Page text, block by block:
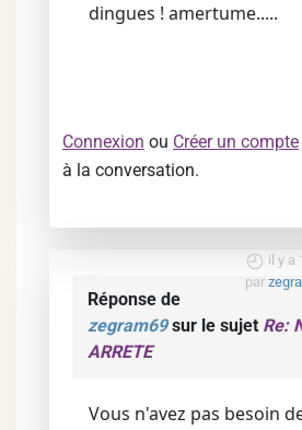
dingues ! amertume.....
Connexion ou Créer un compte
à la conversation.
il y a
par
Réponse de
zegram69sur le sujet Re:
ARRETE
Vous n'avez pas besoin